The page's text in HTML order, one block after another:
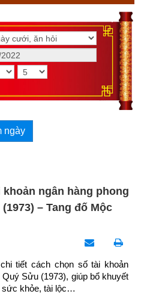
ngày
ngân hàng phong
– Tang đố Mộc
tiết cách chọn số tài khoản
Sửu (1973), giúp bổ khuyết
sức khỏe, tài lộc…